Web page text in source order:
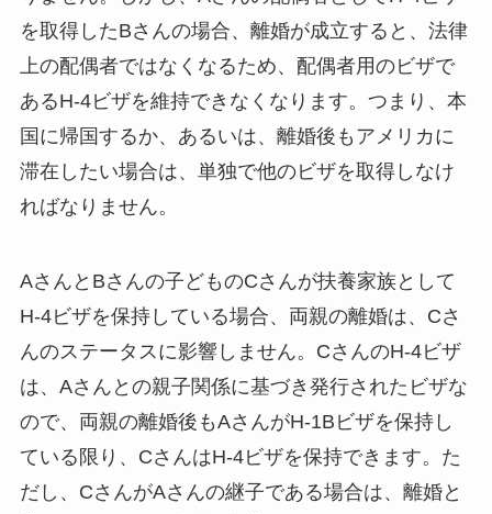
を取得したBさんの場合、離婚が成立すると、法律
上の配偶者ではなくなるため、配偶者用のビザで
あるH-4ビザを維持できなくなります。つまり、本
国に帰国するか、あるいは、離婚後もアメリカに
滞在したい場合は、単独で他のビザを取得しなけ
ればなりません。
AさんとBさんの子どものCさんが扶養家族として
H-4ビザを保持している場合、両親の離婚は、Cさ
んのステータスに影響しません。CさんのH-4ビザ
は、Aさんとの親子関係に基づき発行されたビザな
ので、両親の離婚後もAさんがH-1Bビザを保持し
ている限り、CさんはH-4ビザを保持できます。た
だし、CさんがAさんの継子である場合は、離婚と